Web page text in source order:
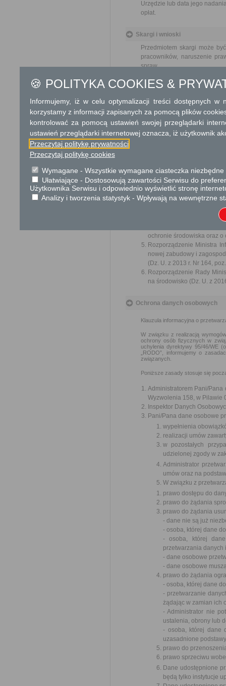
Urzędzie lub data jego
opłat.
Skargi i wnioski
Przedmiotem skargi może
pracowników, naruszenie
spraw.
Przedmiotem wniosku
Organ właściwy dla
miesiąca.
Podstawa prawna
Ustawa z dnia 27 marca
Ustawa z dnia 14 czerwca
Ustawa z dnia 21 sierpnia
ochronie środowiska oraz o
Rozporządzenie Ministra
nowej zabudowy i
(Dz. U. z 2013 r. Nr 164,
Rozporządzenie Rady
na środowisko (Dz. U. z
Ochrona danych osobowych
Klauzula informacyjna o
W związku z realizacją
ochrony osób fizycznych w
uchylenia dyrektywy 95/46/WE
„RODO”, informujemy o
związanych.
Poniższe zasady stosuje się
Administratorem Pani/
Wyzwolenia 158, w Pilawie
Inspektor Danych
Pani/Pana dane osobowe
wypełnienia
realizacji umów
w pozostałych
udzielonej zgody w
Administrator
umów oraz na
W związku z
prawo dostępu do
prawo do żądania
prawo do żądania
- dane nie są już
- osoba, której dane
- osoba, której
przetwarzania
- dane osobowe
- dane osobowe
prawo do żądania
- osoba, której dane
- przetwarzanie
żądając w zamian ich
- Administrator nie
ustalenia, obrony lub
- osoba, której dane
uzasadnione
prawo do
prawo sprzeciwu
Dane udostępnione
będą tylko instytucje
🍪 POLITYKA COOKIES &
Informujemy, iż w celu optymalizacji treści dostępnych w
korzystamy z informacji zapisanych za pomocą plików
kontrolować za pomocą ustawień swojej przeglądarki
ustawień przeglądarki internetowej oznacza, iż użytkownik
Przeczytaj politykę prywatności
Przeczytaj politykę cookies
Wymagane - Wszystkie wymagane ciasteczka
Ułatwiające - Dostosowują zawartości Serwisu do
Użytkownika Serwisu i odpowiednio wyświetlić stronę
Analizy i tworzenia statystyk - Wpływają na wewnętrzne